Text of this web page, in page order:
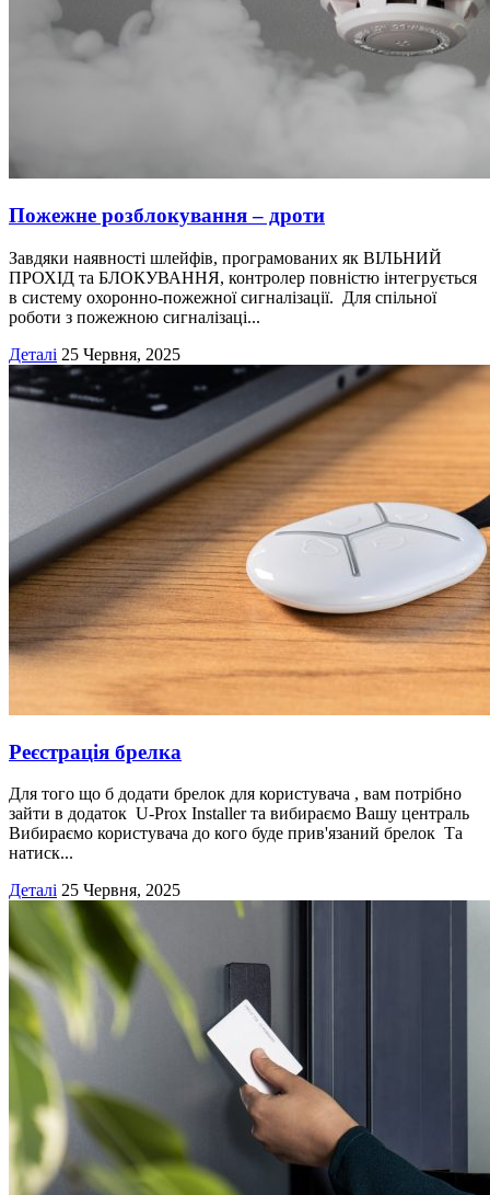
Пожежне розблокування – дроти
Завдяки наявності шлейфів, програмованих як ВІЛЬНИЙ
ПРОХІД та БЛОКУВАННЯ, контролер повністю інтегрується
в систему охоронно-пожежної сигналізації. Для спільної
роботи з пожежною сигналізаці...
Деталі 25 Червня, 2025
Реєстрація брелка
Для того що б додати брелок для користувача , вам потрібно
зайти в додаток U-Prox Installer та вибираємо Вашу централь
Вибираємо користувача до кого буде прив'язаний брелок Та
натиск...
Деталі 25 Червня, 2025